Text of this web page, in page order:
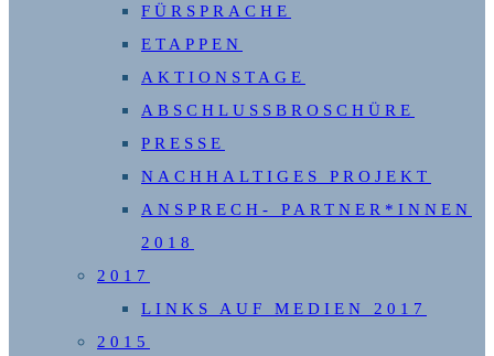
FÜRSPRACHE
ETAPPEN
AKTIONSTAGE
ABSCHLUSSBROSCHÜRE
PRESSE
NACHHALTIGES PROJEKT
ANSPRECH- PARTNER*INNEN
2018
2017
LINKS AUF MEDIEN 2017
2015